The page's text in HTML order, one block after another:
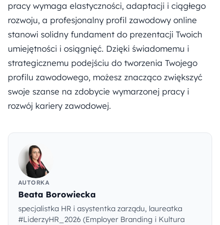
pracy wymaga elastyczności, adaptacji i ciągłego
rozwoju, a profesjonalny profil zawodowy online
stanowi solidny fundament do prezentacji Twoich
umiejętności i osiągnięć. Dzięki świadomemu i
strategicznemu podejściu do tworzenia Twojego
profilu zawodowego, możesz znacząco zwiększyć
swoje szanse na zdobycie wymarzonej pracy i
rozwój kariery zawodowej.
AUTORKA
Beata Borowiecka
specjalistka HR i asystentka zarządu, laureatka
#LiderzyHR_2026 (Employer Branding i Kultura